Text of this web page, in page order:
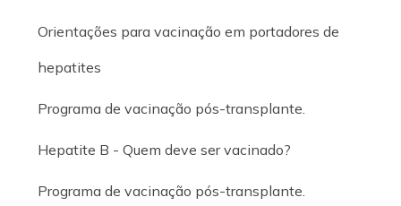
Orientações para vacinação em portadores de
hepatites
Programa de vacinação pós-transplante.
Hepatite B - Quem deve ser vacinado?
Programa de vacinação pós-transplante.